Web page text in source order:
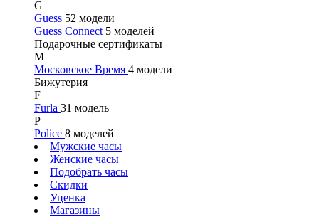
G
Guess 52 модели
Guess Connect 5 моделей
Подарочные сертификаты
М
Московское Время 4 модели
Бижутерия
F
Furla 31 модель
P
Police 8 моделей
Мужские часы
Женские часы
Подобрать часы
Скидки
Уценка
Магазины